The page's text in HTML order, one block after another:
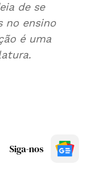
de se
no ensino
é uma
Siga-nos